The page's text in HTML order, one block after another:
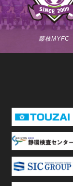
藤枝MYFC